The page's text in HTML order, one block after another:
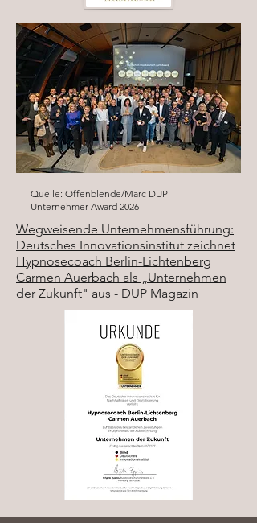
Quelle: Offenblende/Marc DUP
Unternehmer Award 2026
Wegweisende Unternehmensführung:
Deutsches Innovationsinstitut zeichnet
Hypnosecoach Berlin-Lichtenberg
Carmen Auerbach als „Unternehmen
der Zukunft" aus - DUP Magazin